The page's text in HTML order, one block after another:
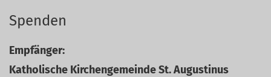
Spenden
Empfänger:
Katholische Kirchengemeinde St. Augustinus